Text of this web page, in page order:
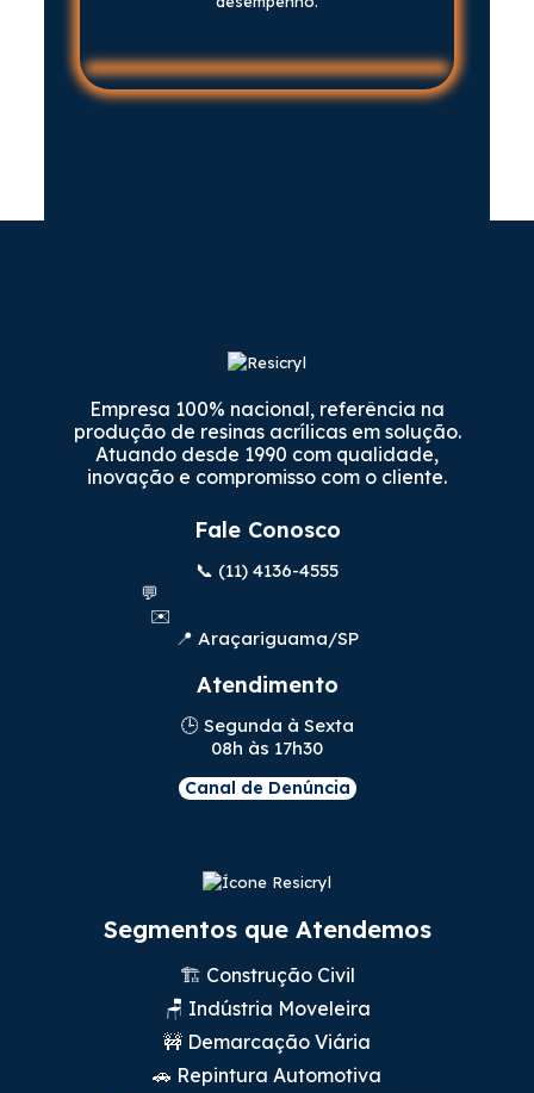
Empresa 100% nacional, referência na
produção de resinas acrílicas em solução.
Atuando desde 1990 com qualidade,
inovação e compromisso com o cliente.
Fale Conosco
📞 (11) 4136-4555
💬
✉️
📍 Araçariguama/SP
Atendimento
🕒 Segunda à Sexta
08h às 17h30
Canal de Denúncia
Segmentos que Atendemos
🏗️ Construção Civil
🪑 Indústria Moveleira
🚧 Demarcação Viária
🚗 Repintura Automotiva